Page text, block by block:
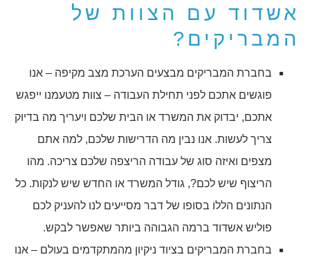
אשדוד עם הצוות של
המבריקים?
בחברת המבריקים מבצעים הערכת מצב מקיפה – אנו
פוגשים אתכם לפני תחילת העבודה – צוות מטעמנו ייפגש
אתכם, יבדוק את המשרד או הבית שלכם ויעריך מה בדיוק
צריך לעשות. אנו נבין מה הדרישות שלכם, למה אתם
מצפים ואיזה סוג של עבודה הריצפה שלכם צריכה. מהו
הריצוף שיש לכם?, גודל המשרד או החדש שיש לנקות. כל
הנתונים הללו בסופו של דבר מסייעים לנו להעניק לכם
פוליש אשדוד ברמה הגבוהה ביותר שאפשר לבקש.
בחברת המבריקים בציוד ניקיון מהמתקדמים בעולם – אנו